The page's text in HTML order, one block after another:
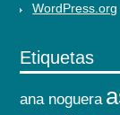
WordPress.org
Etiquetas
ana noguera